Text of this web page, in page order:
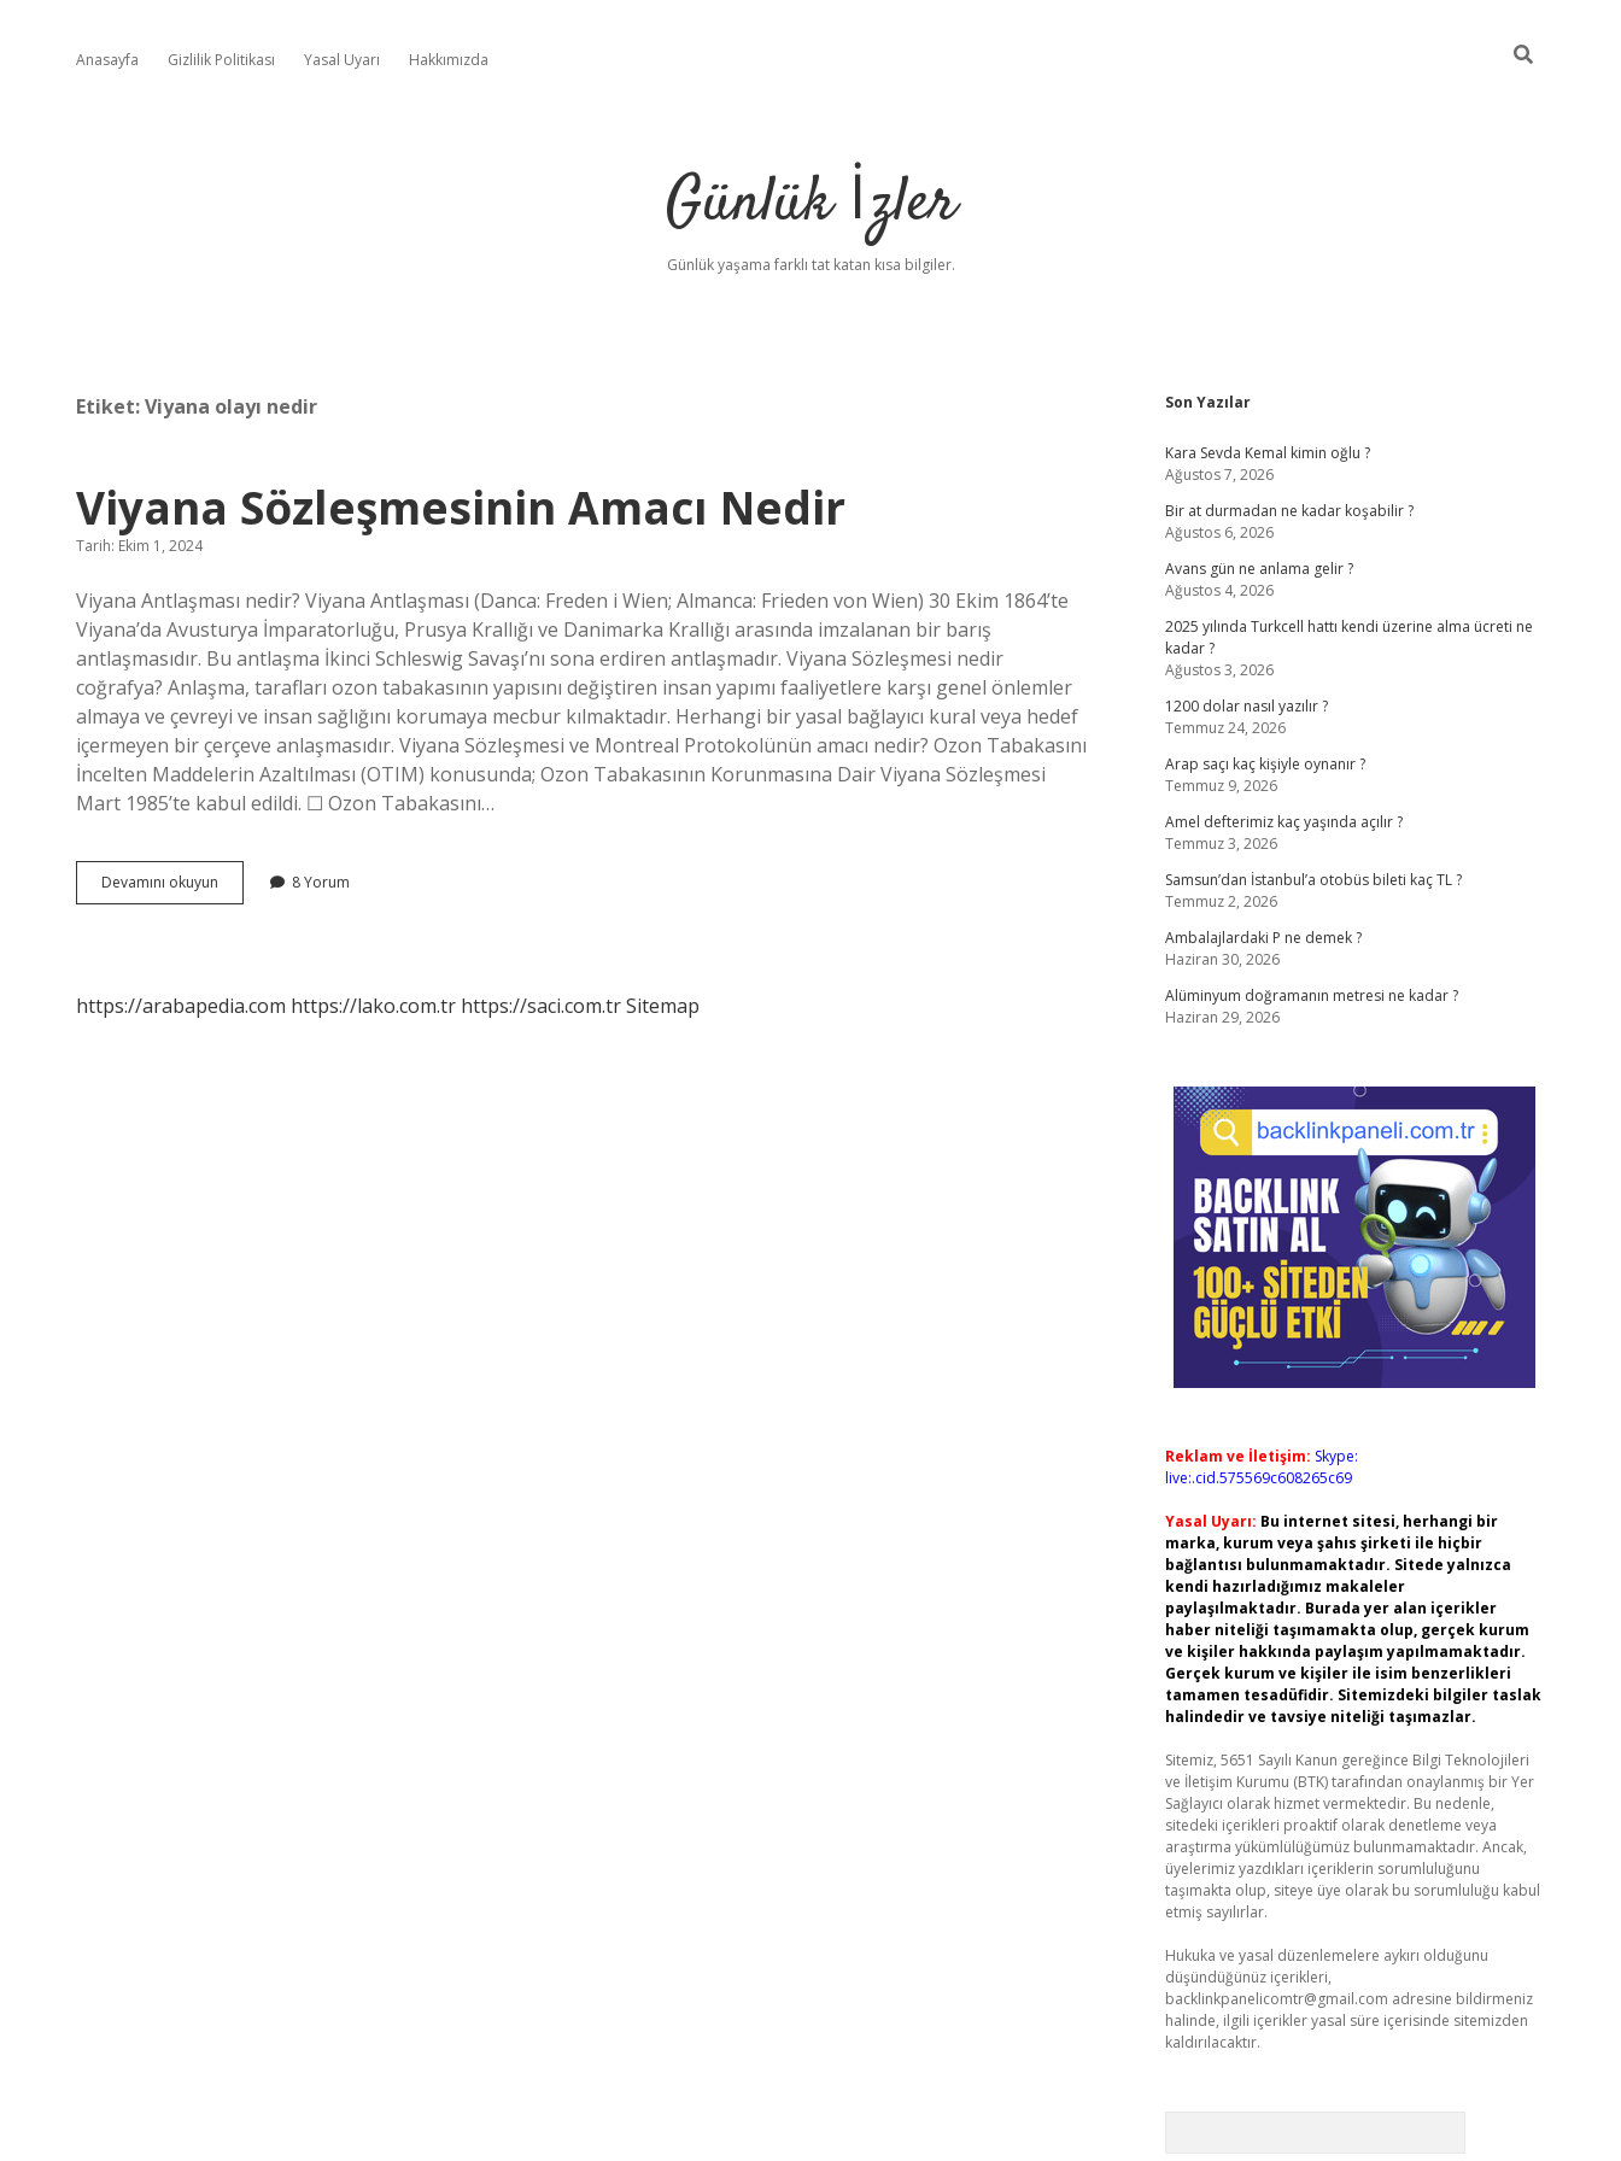
Anasayfa Gizlilik Politikası Yasal Uyarı Hakkımızda
Günlük İzler
Günlük yaşama farklı tat katan kısa bilgiler.
Etiket:Viyana olayı nedir
Viyana Sözleşmesinin Amacı Nedir
Tarih: Ekim 1, 2024
Viyana Antlaşması nedir? Viyana Antlaşması (Danca: Freden i Wien; Almanca: Frieden von Wien) 30 Ekim 1864’te
Viyana’da Avusturya İmparatorluğu, Prusya Krallığı ve Danimarka Krallığı arasında imzalanan bir barış
antlaşmasıdır. Bu antlaşma İkinci Schleswig Savaşı’nı sona erdiren antlaşmadır. Viyana Sözleşmesi nedir
coğrafya? Anlaşma, tarafları ozon tabakasının yapısını değiştiren insan yapımı faaliyetlere karşı genel önlemler
almaya ve çevreyi ve insan sağlığını korumaya mecbur kılmaktadır. Herhangi bir yasal bağlayıcı kural veya hedef
içermeyen bir çerçeve anlaşmasıdır. Viyana Sözleşmesi ve Montreal Protokolünün amacı nedir? Ozon Tabakasını
İncelten Maddelerin Azaltılması (OTIM) konusunda; Ozon Tabakasının Korunmasına Dair Viyana Sözleşmesi
Mart 1985’te kabul edildi. ☐ Ozon Tabakasını…
Devamını okuyun
Sözleşmesinin
8 Yorum
https://arabapedia.com https://lako.com.tr https://saci.com.trSitemap
Sidebar
Son Yazılar
Kara Sevda Kemal kimin oğlu ?
Ağustos 7, 2026
Bir at durmadan ne kadar koşabilir ?
Ağustos 6, 2026
Avans gün ne anlama gelir ?
Ağustos 4, 2026
2025 yılında Turkcell hattı kendi üzerine alma ücreti ne
kadar ?
Ağustos 3, 2026
1200 dolar nasıl yazılır ?
Temmuz 24, 2026
Arap saçı kaç kişiyle oynanır ?
Temmuz 9, 2026
Amel defterimiz kaç yaşında açılır ?
Temmuz 3, 2026
Samsun’dan İstanbul’a otobüs bileti kaç TL ?
Temmuz 2, 2026
Ambalajlardaki P ne demek ?
Haziran 30, 2026
Alüminyum doğramanın metresi ne kadar ?
Haziran 29, 2026
Reklam ve İletişim: Skype:
live:.cid.575569c608265c69
Yasal Uyarı: Bu internet sitesi, herhangi bir
marka, kurum veya şahıs şirketi ile hiçbir
bağlantısı bulunmamaktadır. Sitede yalnızca
kendi hazırladığımız makaleler
paylaşılmaktadır. Burada yer alan içerikler
haber niteliği taşımamakta olup, gerçek kurum
ve kişiler hakkında paylaşım yapılmamaktadır.
Gerçek kurum ve kişiler ile isim benzerlikleri
tamamen tesadüfidir. Sitemizdeki bilgiler taslak
halindedir ve tavsiye niteliği taşımazlar.
Sitemiz, 5651 Sayılı Kanun gereğince Bilgi Teknolojileri
ve İletişim Kurumu (BTK) tarafından onaylanmış bir Yer
Sağlayıcı olarak hizmet vermektedir. Bu nedenle,
sitedeki içerikleri proaktif olarak denetleme veya
araştırma yükümlülüğümüz bulunmamaktadır. Ancak,
üyelerimiz yazdıkları içeriklerin sorumluluğunu
taşımakta olup, siteye üye olarak bu sorumluluğu kabul
etmiş sayılırlar.
Hukuka ve yasal düzenlemelere aykırı olduğunu
düşündüğünüz içerikleri,
backlinkpanelicomtr@gmail.com adresine bildirmeniz
halinde, ilgili içerikler yasal süre içerisinde sitemizden
kaldırılacaktır.